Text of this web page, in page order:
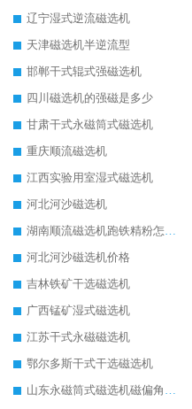
辽宁湿式逆流磁选机
天津磁选机半逆流型
邯郸干式辊式强磁选机
四川磁选机的强磁是多少
甘肃干式永磁筒式磁选机
重庆顺流磁选机
江西实验用室湿式磁选机
河北河沙磁选机
湖南顺流磁选机跑铁精粉怎么处理
河北河沙磁选机价格
吉林铁矿干选磁选机
广西锰矿湿式磁选机
江苏干式永磁磁选机
鄂尔多斯干式干选磁选机
山东永磁筒式磁选机磁偏角怎么调整